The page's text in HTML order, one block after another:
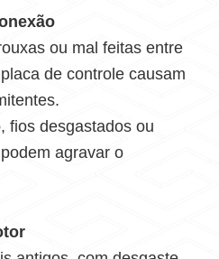
ou mal feitas entre
de controle causam
, fios desgastados ou
agravar o